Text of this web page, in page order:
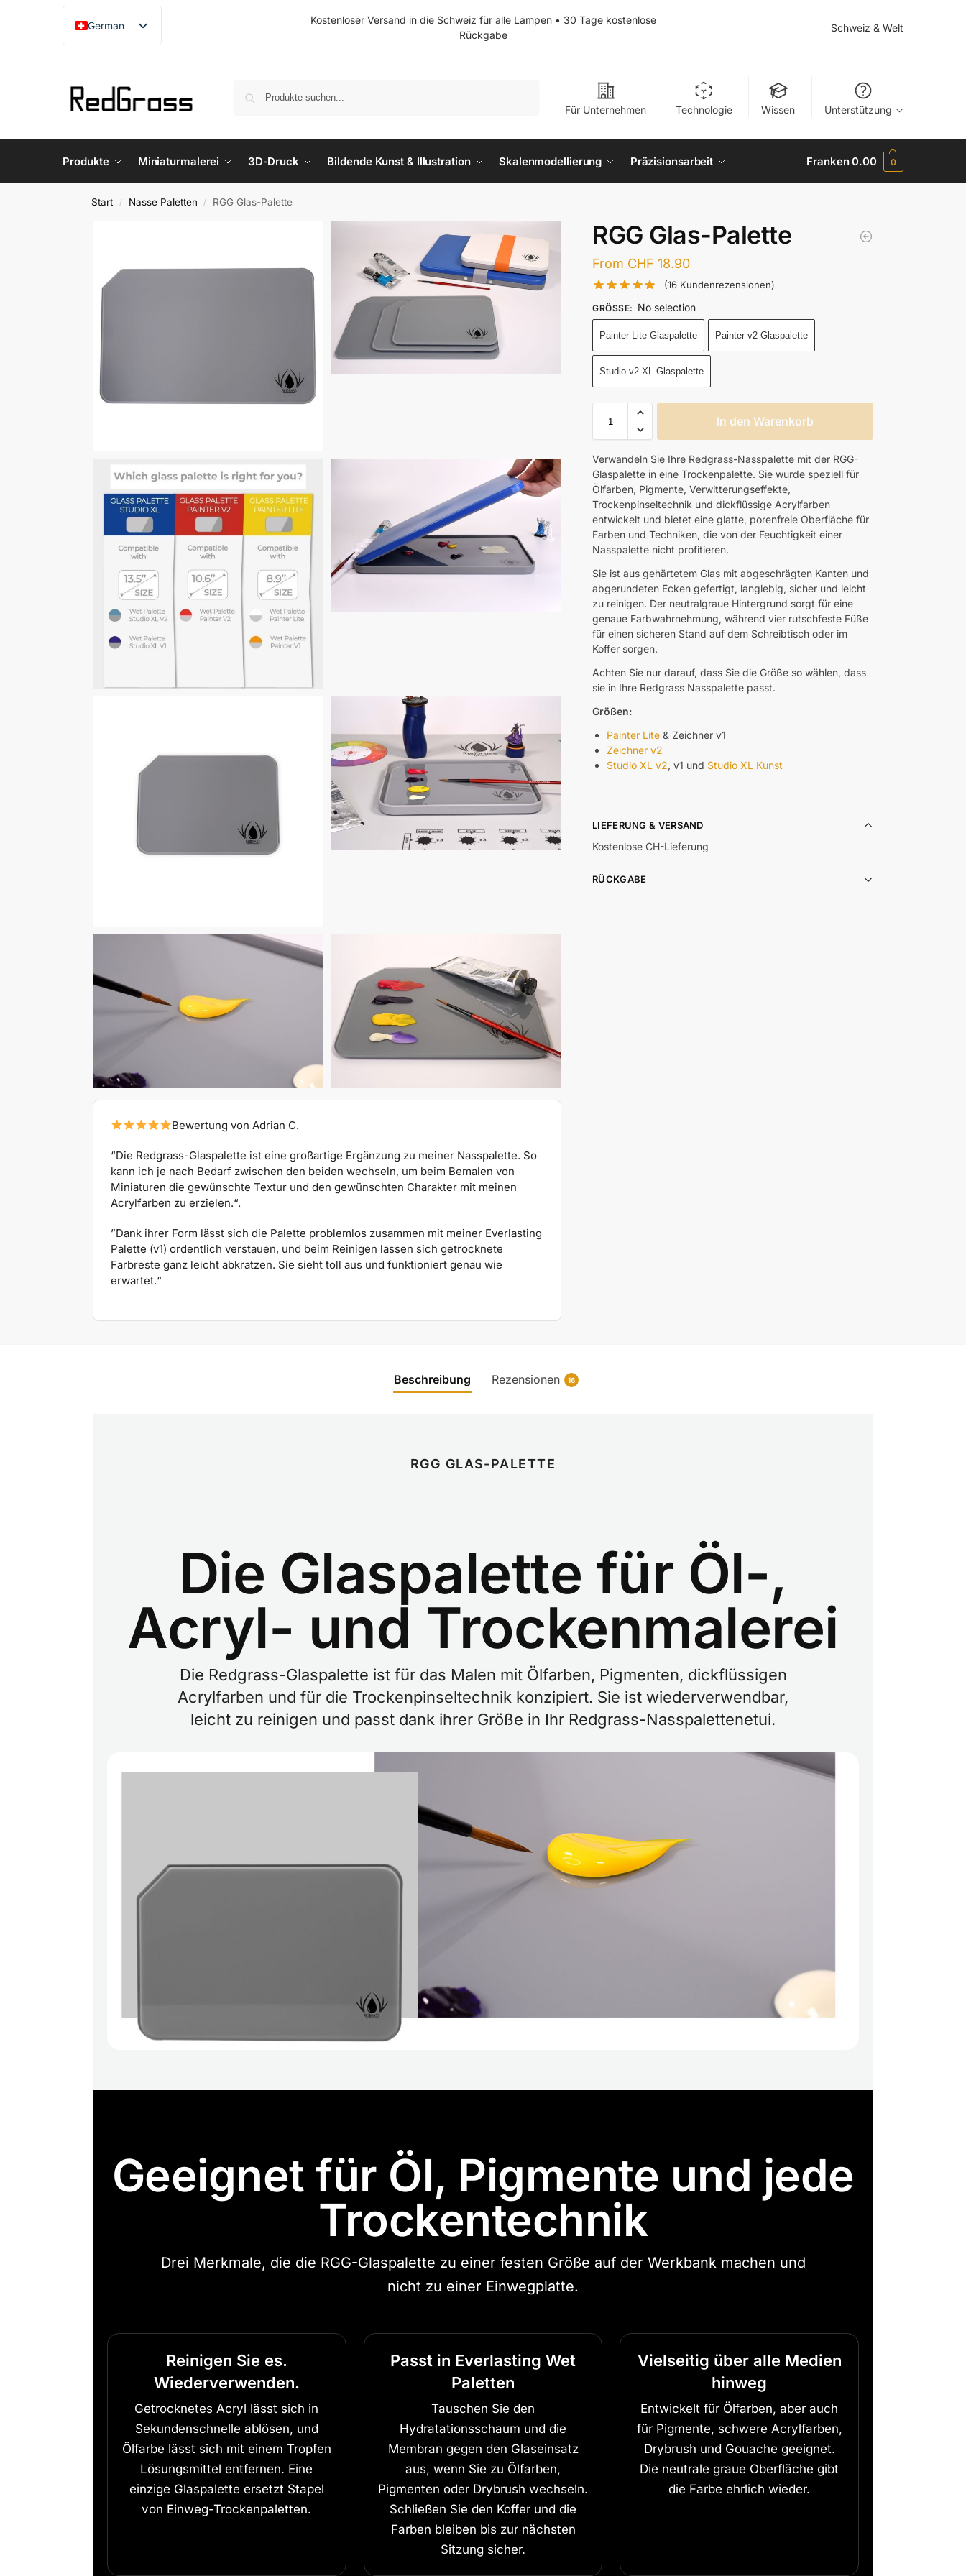
German
English
Japanese
Kostenloser Versand in die Schweiz für alle Lampen • 30 Tage kostenlose
Rückgabe
Schweiz & Welt
Für Unternehmen Technologie Wissen Unterstützung
Produkte Miniaturmalerei 3D-Druck Bildende Kunst & Illustration Skalenmodellierung Präzisionsarbeit Franken0.00 0
Start / Nasse Paletten / RGG Glas-Palette
Bewertung von Adrian C.
“Die Redgrass-Glaspalette ist eine großartige Ergänzung zu meiner Nasspalette. So
kann ich je nach Bedarf zwischen den beiden wechseln, um beim Bemalen von
Miniaturen die gewünschte Textur und den gewünschten Charakter mit meinen
Acrylfarben zu erzielen.“.
”Dank ihrer Form lässt sich die Palette problemlos zusammen mit meiner Everlasting
Palette (v1) ordentlich verstauen, und beim Reinigen lassen sich getrocknete
Farbreste ganz leicht abkratzen. Sie sieht toll aus und funktioniert genau wie
erwartet.“
RGG Glas-Palette
From CHF 18.90
(16Kundenrezensionen)
GRÖSSE : No selection
Painter Lite Glaspalette Painter v2 Glaspalette
Studio v2 XL Glaspalette
In den Warenkorb
Verwandeln Sie Ihre Redgrass-Nasspalette mit der RGG-
Glaspalette in eine Trockenpalette. Sie wurde speziell für
Ölfarben, Pigmente, Verwitterungseffekte,
Trockenpinseltechnik und dickflüssige Acrylfarben
entwickelt und bietet eine glatte, porenfreie Oberfläche für
Farben und Techniken, die von der Feuchtigkeit einer
Nasspalette nicht profitieren.
Sie ist aus gehärtetem Glas mit abgeschrägten Kanten und
abgerundeten Ecken gefertigt, langlebig, sicher und leicht
zu reinigen. Der neutralgraue Hintergrund sorgt für eine
genaue Farbwahrnehmung, während vier rutschfeste Füße
für einen sicheren Stand auf dem Schreibtisch oder im
Koffer sorgen.
Achten Sie nur darauf, dass Sie die Größe so wählen, dass
sie in Ihre Redgrass Nasspalette passt.
Größen:
Painter Lite & Zeichner v1
Zeichner v2
Studio XL v2, v1 und Studio XL Kunst
LIEFERUNG & VERSAND
Kostenlose CH-Lieferung
RÜCKGABE
Beschreibung Rezensionen 16
RGG GLAS-PALETTE
Die Glaspalette für Öl-,
Acryl- und Trockenmalerei
Die Redgrass-Glaspalette ist für das Malen mit Ölfarben, Pigmenten, dickflüssigen
Acrylfarben und für die Trockenpinseltechnik konzipiert. Sie ist wiederverwendbar,
leicht zu reinigen und passt dank ihrer Größe in Ihr Redgrass-Nasspalettenetui.
Geeignet für Öl, Pigmente und jede
Trockentechnik
Drei Merkmale, die die RGG-Glaspalette zu einer festen Größe auf der Werkbank machen und
nicht zu einer Einwegplatte.
Reinigen Sie es.
Wiederverwenden.
Getrocknetes Acryl lässt sich in
Sekundenschnelle ablösen, und
Ölfarbe lässt sich mit einem Tropfen
Lösungsmittel entfernen. Eine
einzige Glaspalette ersetzt Stapel
von Einweg-Trockenpaletten.
Passt in Everlasting Wet
Paletten
Tauschen Sie den
Hydratationsschaum und die
Membran gegen den Glaseinsatz
aus, wenn Sie zu Ölfarben,
Pigmenten oder Drybrush wechseln.
Schließen Sie den Koffer und die
Farben bleiben bis zur nächsten
Sitzung sicher.
Vielseitig über alle Medien
hinweg
Entwickelt für Ölfarben, aber auch
für Pigmente, schwere Acrylfarben,
Drybrush und Gouache geeignet.
Die neutrale graue Oberfläche gibt
die Farbe ehrlich wieder.